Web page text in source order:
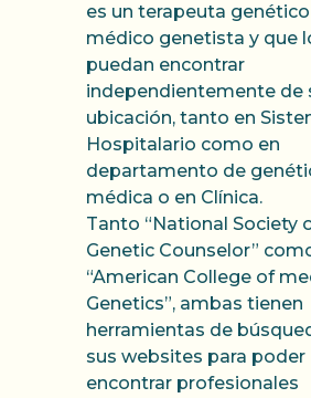
es un terapeuta
médico genetista y que
puedan encontrar
independientemente de
ubicación, tanto en
Hospitalario como en
departamento de
médica o en Clínica.
Tanto “National Society
Genetic Counselor”
“American College of
Genetics”, ambas tienen
herramientas de
sus websites para poder
encontrar profesionales